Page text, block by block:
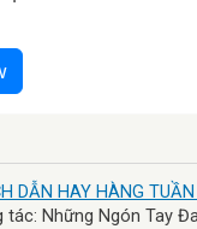
DẪN HAY HÀNG
tác: Những Ngón Tay